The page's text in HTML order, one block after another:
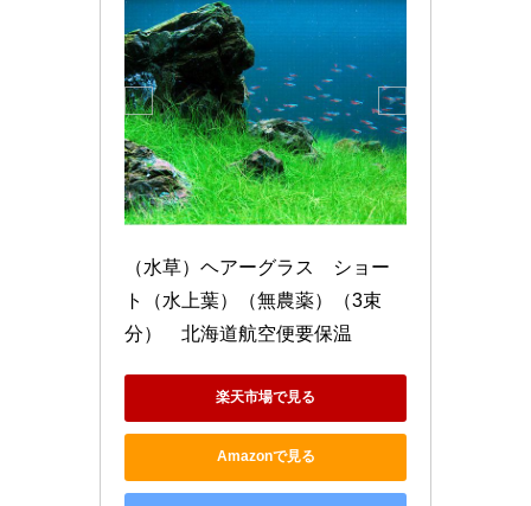
（水草）ヘアーグラス　ショー
ト（水上葉）（無農薬）（3束
分）　北海道航空便要保温
楽天市場で見る
Amazonで見る